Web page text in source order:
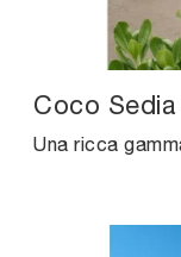
Coco Sedia